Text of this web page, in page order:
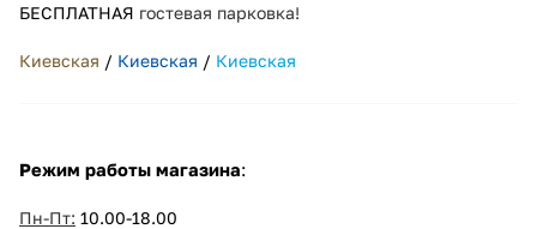
БЕСПЛАТНАЯ гостевая парковка!
Киевская / Киевская / Киевская
Режим работы магазина:
Пн-Пт: 10.00-18.00